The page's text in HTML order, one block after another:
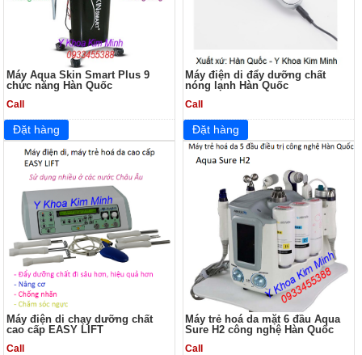
Máy Aqua Skin Smart Plus 9
chức năng Hàn Quốc
Call
Máy điện di đẩy dưỡng chất
nóng lạnh Hàn Quốc
Call
Máy điện di chạy dưỡng chất
cao cấp EASY LIFT
Call
Máy trẻ hoá da mặt 6 đầu Aqua
Sure H2 công nghệ Hàn Quốc
Call